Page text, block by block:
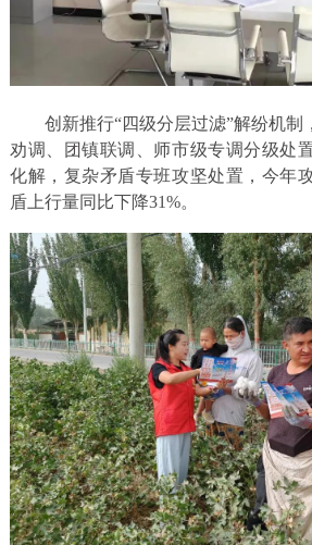
创新推行“四级分层过滤”解纷机制
劝调、团镇联调、师市级专调分级处
化解，复杂矛盾专班攻坚处置，今年
盾上行量同比下降31%。